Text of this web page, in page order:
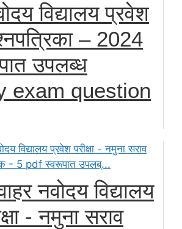
विद्यालय प्रवेश
– 2024
उपलब्ध
exam question
नवोदय विद्यालय
- नमुना सराव